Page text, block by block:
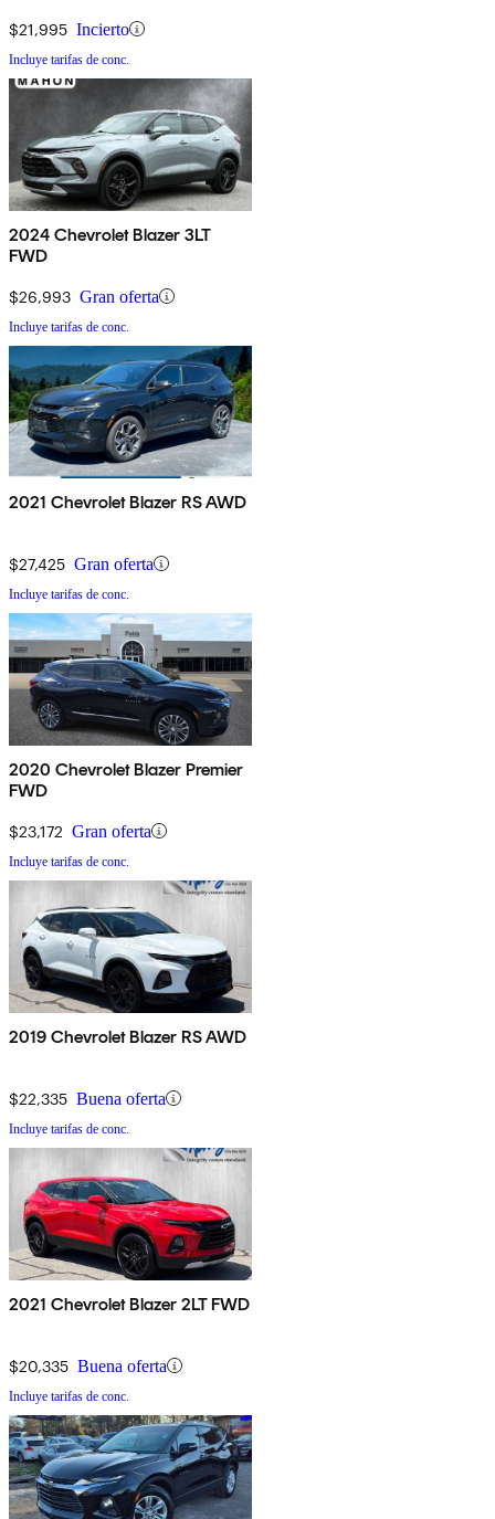
$21,995 Incierto
Incluye tarifas de conc.
2024 Chevrolet Blazer 3LT
FWD
$26,993 Gran oferta
Incluye tarifas de conc.
2021 Chevrolet Blazer RS AWD
$27,425 Gran oferta
Incluye tarifas de conc.
2020 Chevrolet Blazer Premier
FWD
$23,172 Gran oferta
Incluye tarifas de conc.
2019 Chevrolet Blazer RS AWD
$22,335 Buena oferta
Incluye tarifas de conc.
2021 Chevrolet Blazer 2LT FWD
$20,335 Buena oferta
Incluye tarifas de conc.